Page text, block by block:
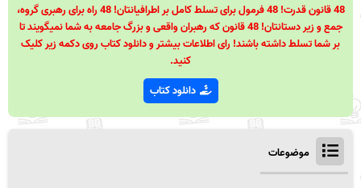
48 قانون قدرت! 48 فرمول برای تسلط کامل بر اطرافیانتان! 48 راه برای رهبری گروه،
جمع و زیر دستانتان! 48 قانون که رهبران واقعی و بزرگ جامعه به شما نمیگویند تا
بر شما تسلط داشته باشند! رای اطلاعات بیشتر و دانلود کتاب روی دکمه زیر کلیک
کنید.
دانلود کتاب
موضوعات